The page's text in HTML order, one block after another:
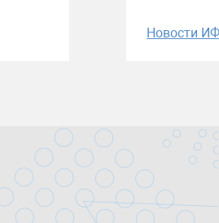
Новости